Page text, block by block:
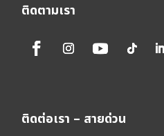
ติดตามเรา
ติดต่อเรา – สายด่วน